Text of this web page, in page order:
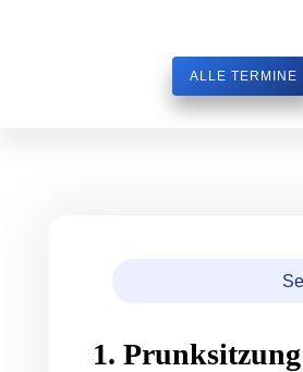
ALLE TERMINE
1.